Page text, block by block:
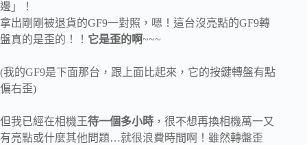
邊」！
拿出剛剛被退貨的GF9一對照，嗯！這台沒亮點的GF9轉
盤真的是歪的！！ 它是歪的啊~~~
(我的GF9是下面那台，跟上面比起來，它的按鍵轉盤有點
偏右歪)
但我已經在相機王待一個多小時 ，很不想再換相機萬一又
有亮點或什麼其他問題…就很浪費時間啊！雖然轉盤歪